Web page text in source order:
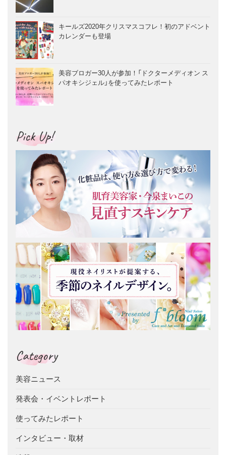
キールズ2020年クリスマスコフレ！初のアドベント
カレンダーも登場
美容ブロガー30人が参加！「ドクターメディオン ス
パオキシジェル」を使ってみたレポート
Pick Up!
Category
美容ニュース
発表会・イベントレポート
使ってみたレポート
インタビュー・取材